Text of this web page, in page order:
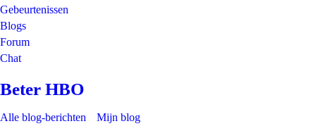
Gebeurtenissen
Blogs
Forum
Chat
Beter HBO
Alle blog-berichten Mijn blog